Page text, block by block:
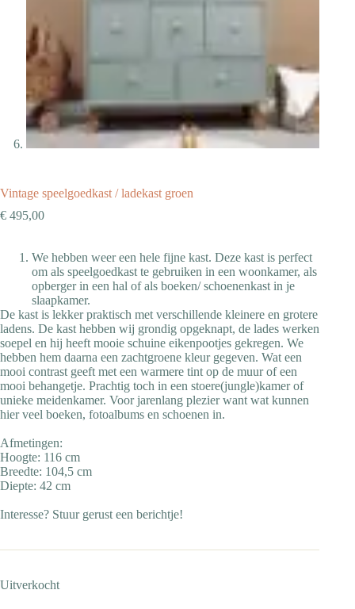
Vintage speelgoedkast / ladekast groen
€ 495,00
We hebben weer een hele fijne kast. Deze kast is perfect
om als speelgoedkast te gebruiken in een woonkamer, als
opberger in een hal of als boeken/ schoenenkast in je
slaapkamer.
De kast is lekker praktisch met verschillende kleinere en grotere
ladens. De kast hebben wij grondig opgeknapt, de lades werken
soepel en hij heeft mooie schuine eikenpootjes gekregen. We
hebben hem daarna een zachtgroene kleur gegeven. Wat een
mooi contrast geeft met een warmere tint op de muur of een
mooi behangetje. Prachtig toch in een stoere(jungle)kamer of
unieke meidenkamer. Voor jarenlang plezier want wat kunnen
hier veel boeken, fotoalbums en schoenen in.
Afmetingen:
Hoogte: 116 cm
Breedte: 104,5 cm
Diepte: 42 cm
Interesse? Stuur gerust een berichtje!
Uitverkocht